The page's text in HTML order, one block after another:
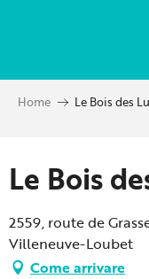
principal
Home Le Bois des
Le Bois
2559, route de
Villeneuve-Loubet
Come arrivare